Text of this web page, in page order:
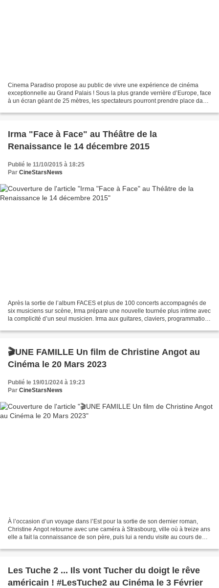
Cinema Paradiso propose au public de vivre une expérience de cinéma
exceptionnelle au Grand Palais ! Sous la plus grande verrière d’Europe, face
à un écran géant de 25 mètres, les spectateurs pourront prendre place dans
Irma "Face à Face" au Théâtre de la
Renaissance le 14 décembre 2015
Publié le 11/10/2015 à 18:25
Par CineStarsNews
Après la sortie de l’album FACES et plus de 100 concerts accompagnés de
six musiciens sur scène, Irma prépare une nouvelle tournée plus intime avec
la complicité d’un seul musicien. Irma aux guitares, claviers, programmation ;
🎬UNE FAMILLE Un film de Christine Angot au
Cinéma le 20 Mars 2023
Publié le 19/01/2024 à 19:23
Par CineStarsNews
À l’occasion d’un voyage dans l’Est pour la sortie de son dernier roman,
Christine Angot retourne avec une caméra à Strasbourg, ville où à treize ans
elle a fait la connaissance de son père, puis lui a rendu visite au cours de
Les Tuche 2 ... Ils vont Tucher du doigt le rêve
américain ! #LesTuche2 au Cinéma le 3 Février